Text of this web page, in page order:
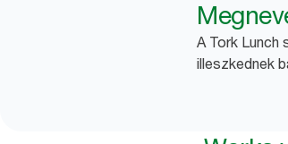
A Tork Lunch
illeszkednek